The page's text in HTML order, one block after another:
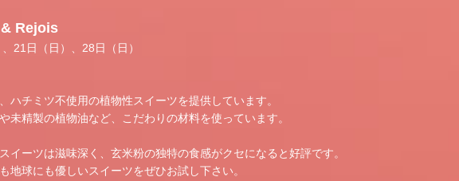
Rejois
21日（日）、28日（日）
ハチミツ不使用の植物性スイーツを提供しています。
未精製の植物油など、こだわりの材料を使っています。
イーツは滋味深く、玄米粉の独特の食感がクセになると好評です。
地球にも優しいスイーツをぜひお試し下さい。